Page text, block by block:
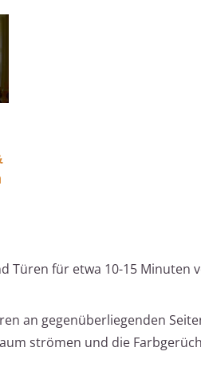
Türen für etwa 10-15 Minuten
an gegenüberliegenden
strömen und die